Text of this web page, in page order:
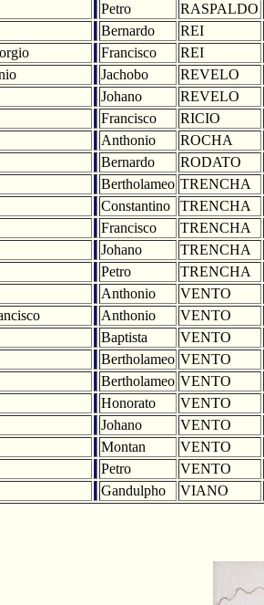
Petro
RASPALDO
Bernardo
REI
Francisco
REI
Jachobo
REVELO
Johano
REVELO
Francisco
RICIO
Anthonio
ROCHA
Bernardo
RODATO
Bertholameo TRENCHA
Constantino
TRENCHA
Francisco
TRENCHA
Johano
TRENCHA
Petro
TRENCHA
Anthonio
VENTO
Anthonio VENTO
Baptista
VENTO
Bertholameo VENTO
Bertholameo VENTO
Honorato
VENTO
Johano
VENTO
Montan
VENTO
Petro VENTO
Gandulpho VIANO